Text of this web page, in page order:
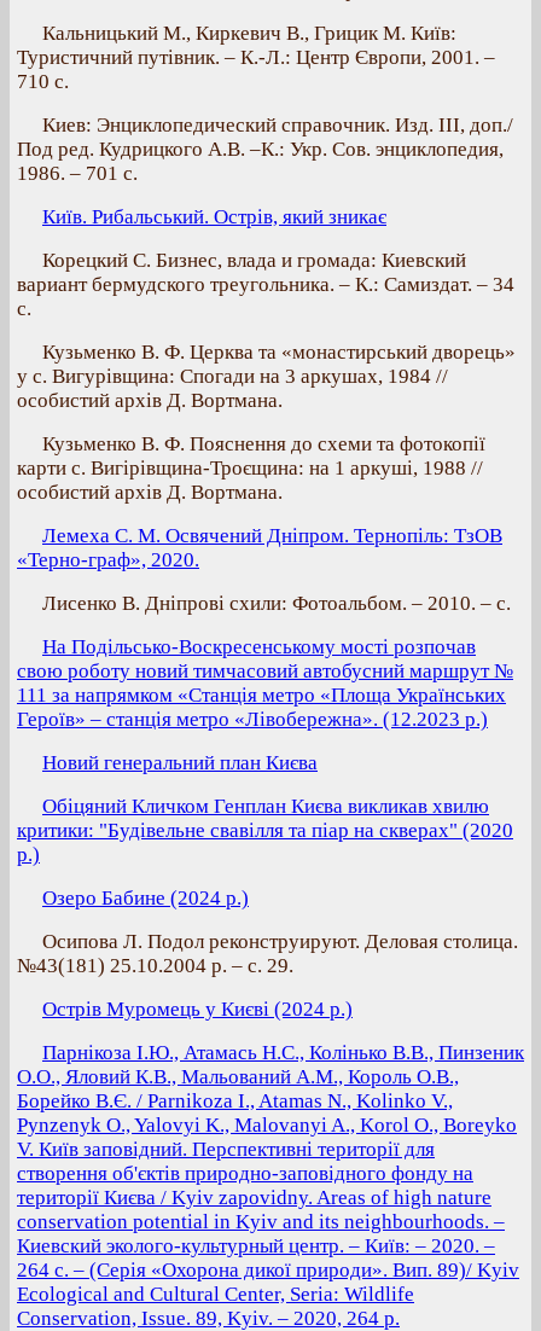
Кальницький М., Киркевич В., Грицик М. Київ:
Туристичний путівник. – К.-Л.: Центр Європи, 2001. –
710 с.
Киев: Энциклопедический справочник. Изд. ІІІ, доп./
Под ред. Кудрицкого А.В. –К.: Укр. Сов. энциклопедия,
1986. – 701 с.
Київ. Рибальський. Острів, який зникає
Корецкий С. Бизнес, влада и громада: Киевский
вариант бермудского треугольника. – К.: Самиздат. – 34
с.
Кузьменко В. Ф. Церква та «монастирський дворець»
у с. Вигурівщина: Спогади на 3 аркушах, 1984 //
особистий архів Д. Вортмана.
Кузьменко В. Ф. Пояснення до схеми та фотокопії
карти с. Вигірівщина-Троєщина: на 1 аркуші, 1988 //
особистий архів Д. Вортмана.
Лемеха С. М. Освячений Дніпром. Тернопіль: ТзОВ
«Терно-граф», 2020.
Лисенко В. Дніпрові схили: Фотоальбом. – 2010. – с.
На Подільсько-Воскресенському мості розпочав
свою роботу новий тимчасовий автобусний маршрут №
111 за напрямком «Станція метро «Площа Українських
Героїв» – станція метро «Лівобережна». (12.2023 р.)
Новий генеральний план Києва
Обіцяний Кличком Генплан Києва викликав хвилю
критики: "Будівельне свавілля та піар на скверах" (2020
р.)
Озеро Бабине (2024 р.)
Осипова Л. Подол реконструируют. Деловая столица.
№43(181) 25.10.2004 р. – с. 29.
Острів Муромець у Києві (2024 р.)
Парнікоза І.Ю., Атамась Н.С., Колінько В.В., Пинзеник
О.О., Яловий К.В., Мальований А.М., Король О.В.,
Борейко В.Є. / Parnikoza I., Atamas N., Kolinko V.,
Pynzenyk O., Yalovyi K., Malovanyi A., Korol O., Boreyko
V. Київ заповідний. Перспективні території для
створення об'єктів природно-заповідного фонду на
території Києва / Kyiv zapovidny. Areas of high nature
conservation potential in Kyiv and its neighbourhoods. –
Киевский эколого-культурный центр. – Київ: – 2020. –
264 с. – (Серія «Охорона дикої природи». Вип. 89)/ Kyiv
Ecological and Cultural Center, Seria: Wildlife
Conservation, Issue. 89, Kyiv. – 2020, 264 p.